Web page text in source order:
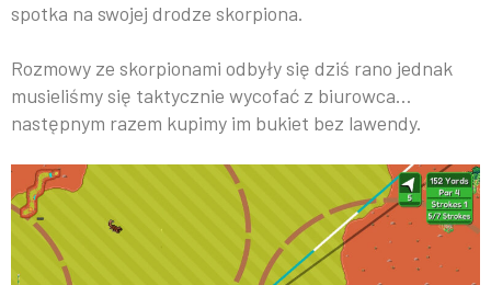
spotka na swojej drodze skorpiona.
Rozmowy ze skorpionami odbyły się dziś rano jednak
musieliśmy się taktycznie wycofać z biurowca…
następnym razem kupimy im bukiet bez lawendy.